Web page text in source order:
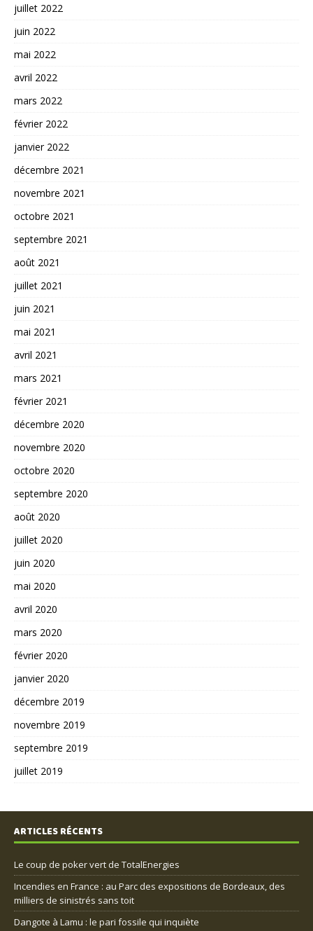
juillet 2022
juin 2022
mai 2022
avril 2022
mars 2022
février 2022
janvier 2022
décembre 2021
novembre 2021
octobre 2021
septembre 2021
août 2021
juillet 2021
juin 2021
mai 2021
avril 2021
mars 2021
février 2021
décembre 2020
novembre 2020
octobre 2020
septembre 2020
août 2020
juillet 2020
juin 2020
mai 2020
avril 2020
mars 2020
février 2020
janvier 2020
décembre 2019
novembre 2019
septembre 2019
juillet 2019
ARTICLES RÉCENTS
Le coup de poker vert de TotalEnergies
Incendies en France : au Parc des expositions de Bordeaux, des
milliers de sinistrés sans toit
Dangote à Lamu : le pari fossile qui inquiète